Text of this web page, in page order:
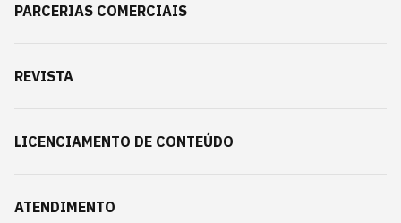
PARCERIAS COMERCIAIS
REVISTA
LICENCIAMENTO DE CONTEÚDO
ATENDIMENTO